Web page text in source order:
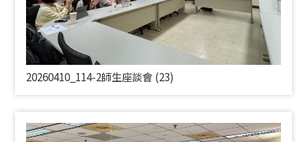
20260410_114-2師生座談會 (23)